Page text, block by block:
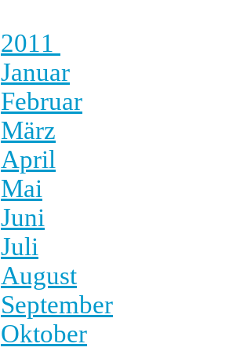
2011
Januar
Februar
März
April
Mai
Juni
Juli
August
September
Oktober